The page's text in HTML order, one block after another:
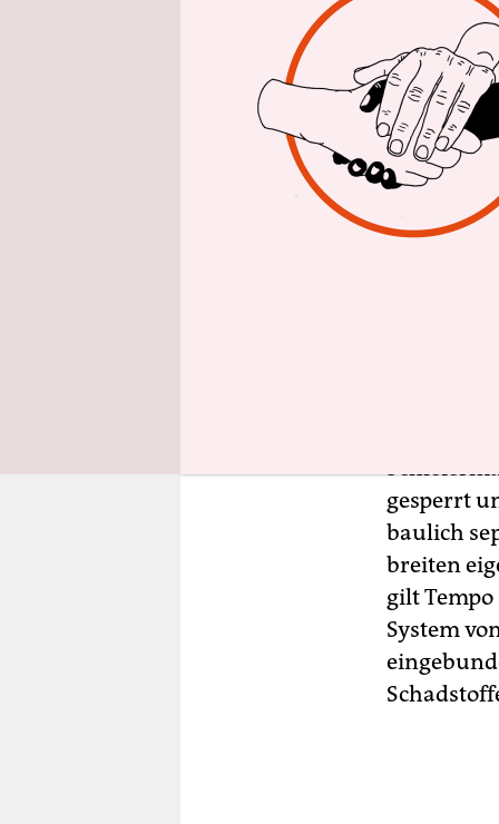
den Rand
Trennung
„Bächle“
Heimat
gesperrt
baulich
breiten
gilt
System